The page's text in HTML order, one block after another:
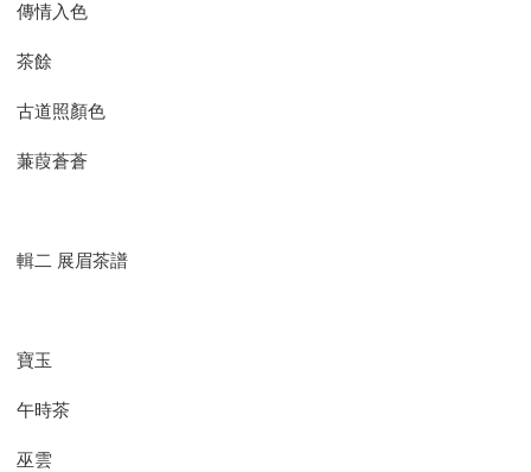
傳情入色
茶餘
古道照顏色
蒹葭蒼蒼
輯二 展眉茶譜
寶玉
午時茶
巫雲